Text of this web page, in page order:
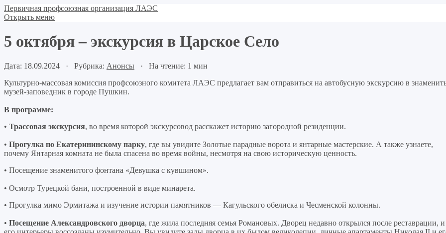
Первичная профсоюзная организация ЛАЭС
Открыть меню
5 октября – экскурсия в Царское Село
Дата: 18.09.2024 · Рубрика: Анонсы · На чтение: 1 мин
Культурно-массовая комиссия профсоюзного комитета ЛАЭС предлагает вам отправиться на автобусную экскурсию в
музей-заповедник в городе Пушкин.
В программе:
• Трассовая экскурсия, во время которой экскурсовод расскажет историю загородной резиденции.
• Прогулка по Екатерининскому парку, где вы увидите Золотые парадные ворота и янтарные мастерские. А также узнаете,
почему Янтарная комната не была спасена во время войны, несмотря на свою историческую ценность.
• Посещение знаменитого фонтана «Девушка с кувшином».
• Осмотр Турецкой бани, построенной в виде минарета.
• Прогулка мимо Эрмитажа и изучение истории памятников — Кагульского обелиска и Чесменской колонны.
• Посещение Александровского дворца, где жила последняя семья Романовых. Дворец недавно открылся после реставрации, и